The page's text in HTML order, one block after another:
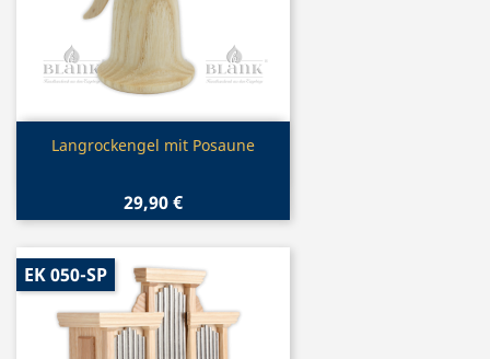
Vorschau
Langrockengel mit Posaune
29,90 €
EK 050-SP